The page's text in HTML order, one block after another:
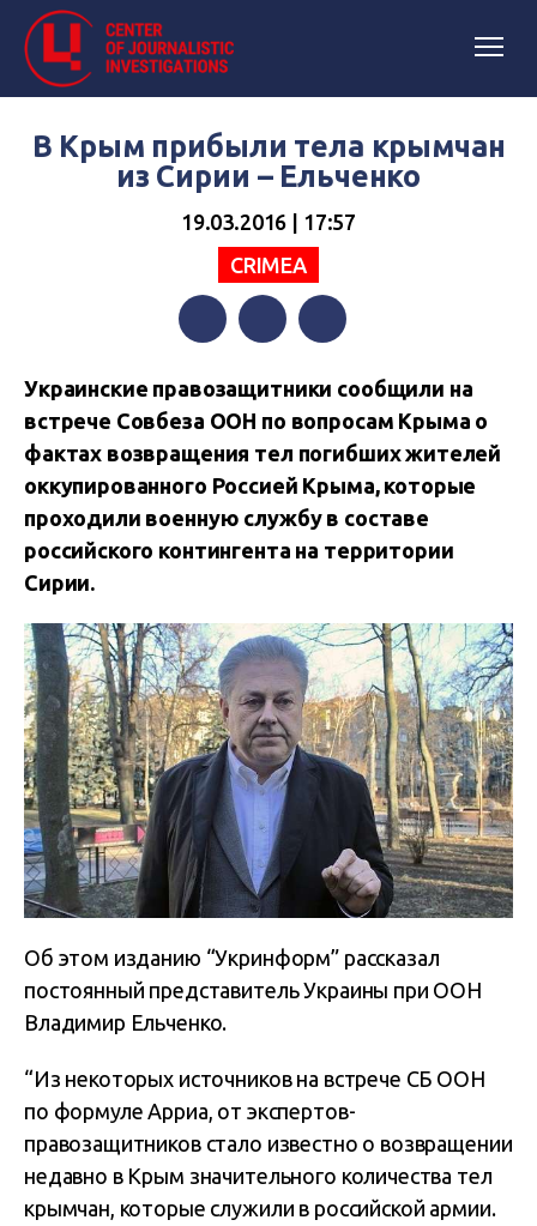
В Крым прибыли тела крымчан
из Сирии – Ельченко
19.03.2016 | 17:57
CRIMEA
Украинские правозащитники сообщили на
встрече Совбеза ООН по вопросам Крыма о
фактах возвращения тел погибших жителей
оккупированного Россией Крыма, которые
проходили военную службу в составе
российского контингента на территории
Сирии.
Об этом изданию “Укринформ” рассказал
постоянный представитель Украины при ООН
Владимир Ельченко.
“Из некоторых источников на встрече СБ ООН
по формуле Арриа, от экспертов-
правозащитников стало известно о возвращении
недавно в Крым значительного количества тел
крымчан, которые служили в российской армии.